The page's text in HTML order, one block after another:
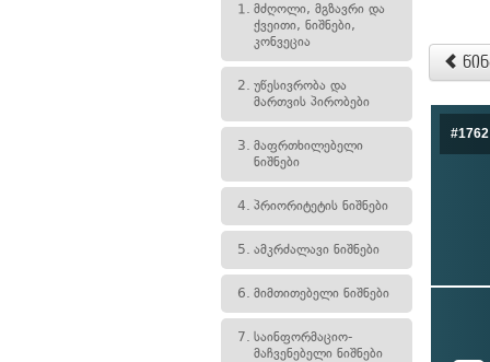
1. მძღოლი, მგზავრი და
ქვეითი, ნიშნები,
კონვეცია
2. უწესივრობა და
მართვის პირობები
3. მაფრთხილებელი
ნიშნები
4. პრიორიტეტის ნიშნები
5. ამკრძალავი ნიშნები
6. მიმთითებელი ნიშნები
7. საინფორმაციო-
მაჩვენებელი ნიშნები
#1762